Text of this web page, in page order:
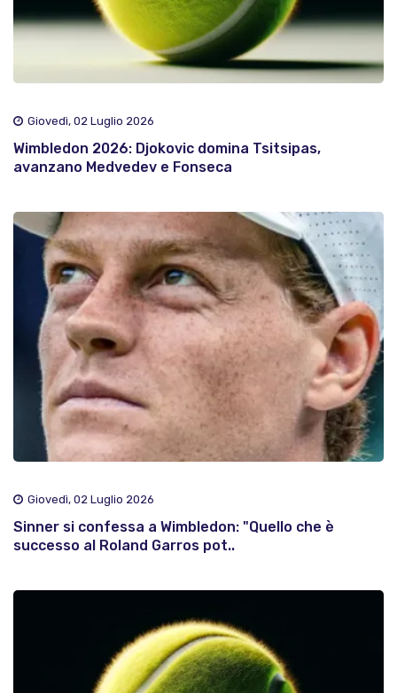
Giovedì, 02 Luglio 2026
Wimbledon 2026: Djokovic domina Tsitsipas,
avanzano Medvedev e Fonseca
Giovedì, 02 Luglio 2026
Sinner si confessa a Wimbledon: "Quello che è
successo al Roland Garros pot..